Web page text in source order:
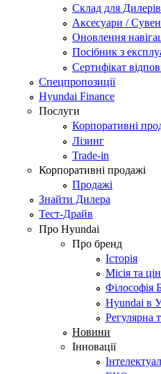
Склад для Дилерів
Аксесуари /
Оновлення
Посібник з
Сертифікат
Спецпропозиції
Hyundai Finance
Послуги
Корпоративні
Лізинг
Trade-in
Корпоративні продажі
Продажі
Знайти Дилера
Тест-Драйв
Про Hyundai
Про бренд
Історія
Місія та
Філософія
Hyundai в
Регулярна
Новини
Інновації